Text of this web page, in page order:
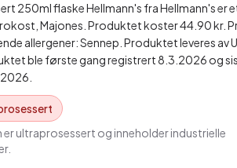
250ml flaske Hellmann's fra Hellmann's er
Majones. Produktet koster 44.90 kr.
allergener: Sennep. Produktet leveres av
ble første gang registrert 8.3.2026 og
er ultraprosessert og inneholder industrielle